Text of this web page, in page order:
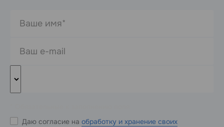
Даю согласие на обработку и хранение своих